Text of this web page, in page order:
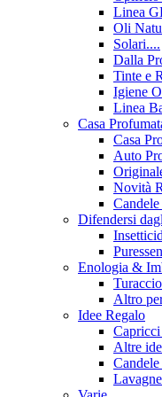
Linea
Oli
Solari....
Dalla
Tinte e
Igiene
Linea
Casa
Casa
Auto
Novità
Difendersi
Enologia &
Altro
Idee Regalo
Altre